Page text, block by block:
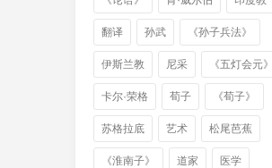
翻译 孙武 《孙子兵法》
伊斯兰教 尼采 《五灯会元》
卡尔·荣格 荀子 《荀子》
苏格拉底 艺术 松尾芭蕉
《淮南子》 道家 医学